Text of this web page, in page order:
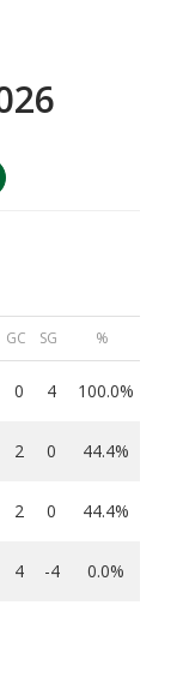
GC SG %
0 4 100.0%
2 0 44.4%
2 0 44.4%
4 -4 0.0%